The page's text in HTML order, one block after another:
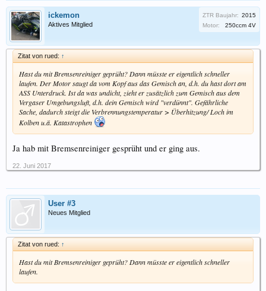
ickemon
Aktives Mitglied
ZTR Baujahr: 2015
Motor:
250ccm 4V
Zitat von rued: ↑
Hast du mit Bremsenreiniger geprüht? Dann müsste er eigentlich schneller
laufen. Der Motor saugt da vom Kopf aus das Gemisch an, d.h. du hast dort am
ASS Unterdruck. Ist da was undicht, zieht er zusätzlich zum Gemisch aus dem
Vergaser Umgebungsluft, d.h. dein Gemisch wird "verdünnt". Gefährliche
Sache, dadurch steigt die Verbrennungstemperatur > Überhitzung/ Loch im
Kolben u.ä. Katastrophen
Ja hab mit Bremsenreiniger gesprüht und er ging aus.
22. Juni 2017
User #3
Neues Mitglied
Zitat von rued: ↑
Hast du mit Bremsenreiniger geprüht? Dann müsste er eigentlich schneller
laufen.